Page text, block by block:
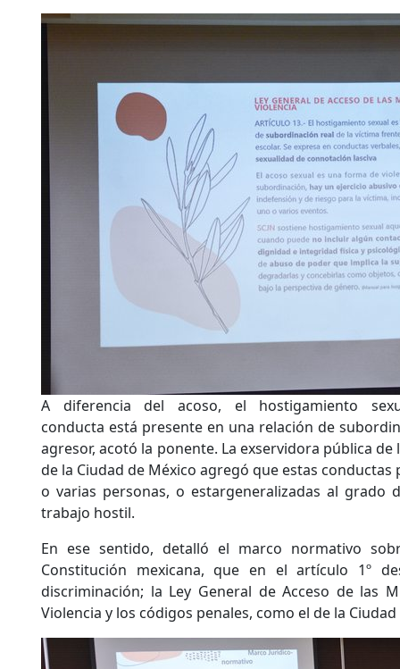
A diferencia del acoso, el hostigamiento
conducta está presente en una relación de
agresor, acotó la ponente. La exservidora pública de
de la Ciudad de México agregó que estas
o varias personas, o estargeneralizadas al grado
trabajo hostil.
En ese sentido, detalló el marco normativo
Constitución mexicana, que en el artículo 1º
discriminación; la Ley General de Acceso de las
Violencia y los códigos penales, como el de la